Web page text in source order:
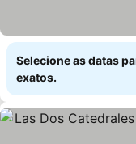
Selecione as datas
exatos.